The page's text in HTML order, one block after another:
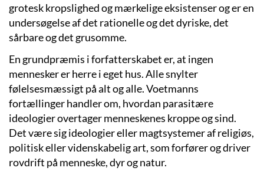
grotesk kropslighed og mærkelige eksistenser og er en
undersøgelse af det rationelle og det dyriske, det
sårbare og det grusomme.
En grundpræmis i forfatterskabet er, at ingen
mennesker er herre i eget hus. Alle snylter
følelsesmæssigt på alt og alle. Voetmanns
fortællinger handler om, hvordan parasitære
ideologier overtager menneskenes kroppe og sind.
Det være sig ideologier eller magtsystemer af religiøs,
politisk eller videnskabelig art, som forfører og driver
rovdrift på menneske, dyr og natur.